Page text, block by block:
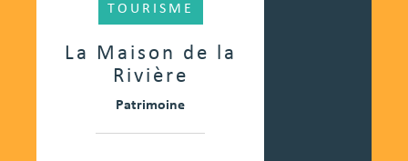
La Maison de la
Rivière
TOURISME
Patrimoine